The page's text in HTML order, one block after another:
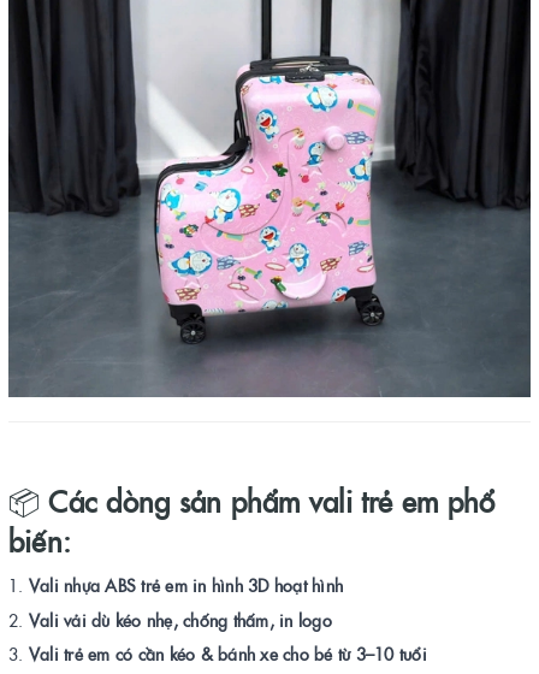
📦Các dòng sản phẩm vali trẻ em phổ
biến:
Vali nhựa ABS trẻ em in hình 3D hoạt hình
Vali vải dù kéo nhẹ, chống thấm, in logo
Vali trẻ em có cần kéo & bánh xe cho bé từ 3–10 tuổi